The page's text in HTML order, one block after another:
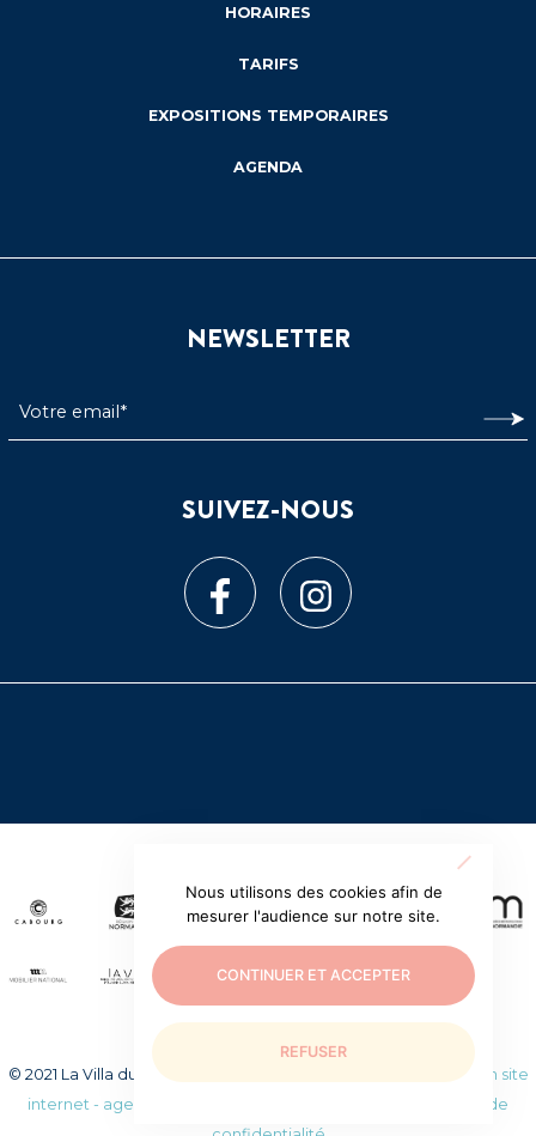
HORAIRES
TARIFS
EXPOSITIONS TEMPORAIRES
AGENDA
NEWSLETTER
SUIVEZ-NOUS
© 2021 La Villa du temps retrouvé. Tous droits réservés.
Création site
internet - agence web WEEZY
Politique de
Nous utilisons des cookies afin de
mesurer l'audience sur notre site.
CONTINUER ET ACCEPTER
REFUSER